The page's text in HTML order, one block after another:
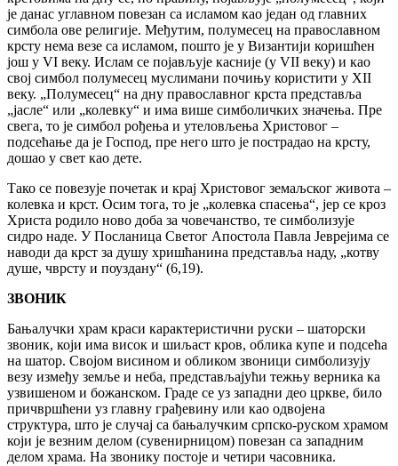
је данас углавном повезан са исламом као један од главних
симбола ове религије. Међутим, полумесец на православном
крсту нема везе са исламом, пошто је у Византији коришћен
још у VI веку. Ислам се појављује касније (у VII веку) и као
свој симбол полумесец муслимани почињу користити у ХII
веку. „Полумесец“ на дну православног крста представља
„јасле“ или „колевку“ и има више симболичких значења. Пре
свега, то је симбол рођења и утеловљења Христовог –
подсећање да је Господ, пре него што је пострадао на крсту,
дошао у свет као дете.
Тако се повезује почетак и крај Христовог земаљског живота –
колевка и крст. Осим тога, то је „колевка спасења“, јер се кроз
Христа родило ново доба за човечанство, те симболизује
сидро наде. У Посланица Светог Апостола Павла Јеврејима се
наводи да крст за душу хришћанина представља наду, „котву
душе, чврсту и поуздану“ (6,19).
ЗВОНИК
Бањалучки храм краси карактеристични руски – шаторски
звоник, који има висок и шиљаст кров, облика купе и подсећа
на шатор. Својом висином и обликом звоници симболизују
везу између земље и неба, представљајући тежњу верника ка
узвишеном и божанском. Граде се уз западни део цркве, било
причвршћени уз главну грађевину или као одвојена
структура, што је случај са бањалучким српско-руском храмом
који је везним делом (сувенирницом) повезан са западним
делом храма. На звонику постоје и четири часовника.